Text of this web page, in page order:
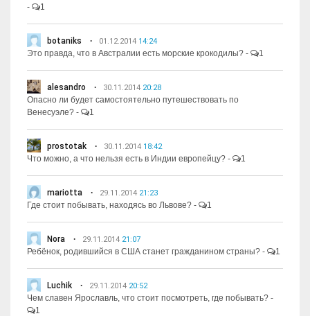
-
1
botaniks 01.12.2014 14:24
Это правда, что в Австралии есть морские крокодилы? - 1
alesandro 30.11.2014 20:28
Опасно ли будет самостоятельно путешествовать по
Венесуэле? - 1
prostotak 30.11.2014 18:42
Что можно, а что нельзя есть в Индии европейцу? - 1
mariotta 29.11.2014 21:23
Где стоит побывать, находясь во Львове? - 1
Nora 29.11.2014 21:07
Ребёнок, родившийся в США станет гражданином страны? - 1
Luchik 29.11.2014 20:52
Чем славен Ярославль, что стоит посмотреть, где побывать? -
1